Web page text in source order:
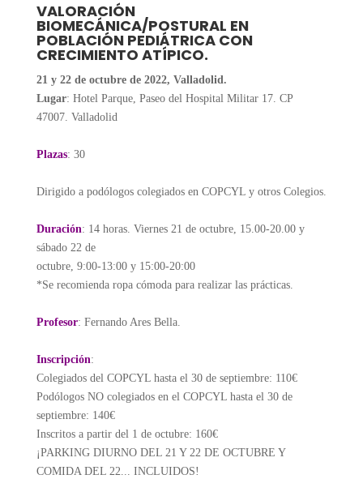
VALORACIÓN
BIOMECÁNICA/POSTURAL EN
POBLACIÓN PEDIÁTRICA CON
CRECIMIENTO ATÍPICO.
21 y 22 de octubre de 2022, Valladolid.
Lugar: Hotel Parque, Paseo del Hospital Militar 17. CP
47007. Valladolid
Plazas: 30
Dirigido a podólogos colegiados en COPCYL y otros Colegios.
Duración: 14 horas. Viernes 21 de octubre, 15.00-20.00 y
sábado 22 de
octubre, 9:00-13:00 y 15:00-20:00
*Se recomienda ropa cómoda para realizar las prácticas.
Profesor: Fernando Ares Bella.
Inscripción:
Colegiados del COPCYL hasta el 30 de septiembre: 110€
Podólogos NO colegiados en el COPCYL hasta el 30 de
septiembre: 140€
Inscritos a partir del 1 de octubre: 160€
¡PARKING DIURNO DEL 21 Y 22 DE OCTUBRE Y
COMIDA DEL 22... INCLUIDOS!